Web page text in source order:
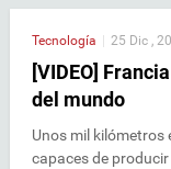
Tecnología 25 Dic ,
[VIDEO]
del mundo
Unos mil
capaces de